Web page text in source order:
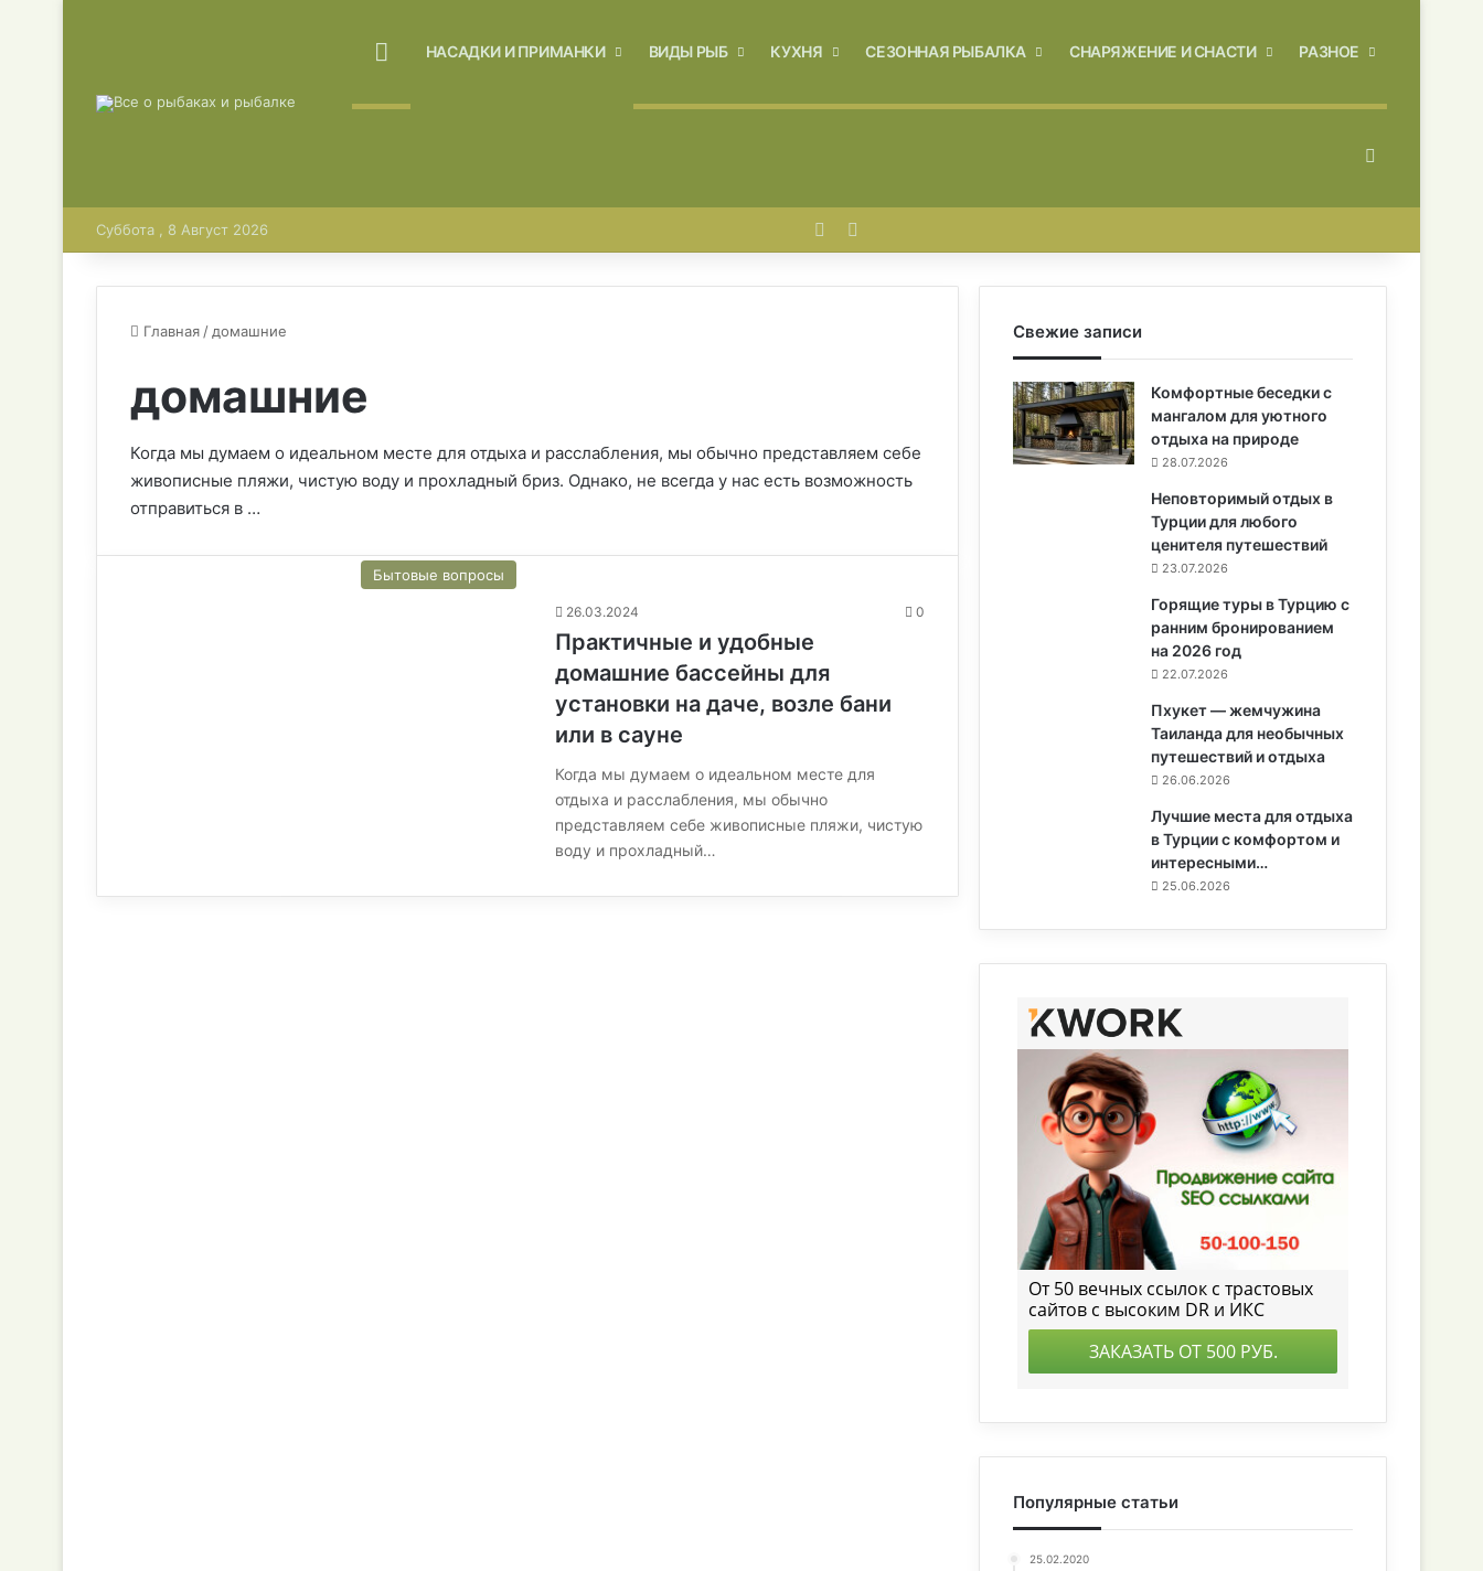
ГЛАВНАЯНАСАДКИ И ПРИМАНКИ ВИДЫ РЫБ КУХНЯ СЕЗОННАЯ РЫБАЛКА СНАРЯЖЕНИЕ И СНАСТИ РАЗНОЕ
Суббота , 8 Август 2026 Войти
Главная / домашние
домашние
Когда мы думаем о идеальном месте для отдыха и расслабления, мы обычно представляем себе
живописные пляжи, чистую воду и прохладный бриз. Однако, не всегда у нас есть возможность
отправиться в …
Бытовые вопросы
26.03.2024 0
Практичные и удобные
домашние бассейны для
установки на даче, возле бани
или в сауне
Когда мы думаем о идеальном месте для
отдыха и расслабления, мы обычно
представляем себе живописные пляжи, чистую
воду и прохладный…
Свежие записи
Комфортные беседки с
мангалом для уютного
отдыха на природе
28.07.2026
Неповторимый отдых в
Турции для любого
ценителя путешествий
23.07.2026
Горящие туры в Турцию с
ранним бронированием
на 2026 год
22.07.2026
Пхукет — жемчужина
Таиланда для необычных
путешествий и отдыха
26.06.2026
Лучшие места для отдыха
в Турции с комфортом и
интересными…
25.06.2026
Популярные статьи
25.02.2020